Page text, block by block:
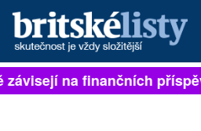
PŘIHLÁSIT
na finančních